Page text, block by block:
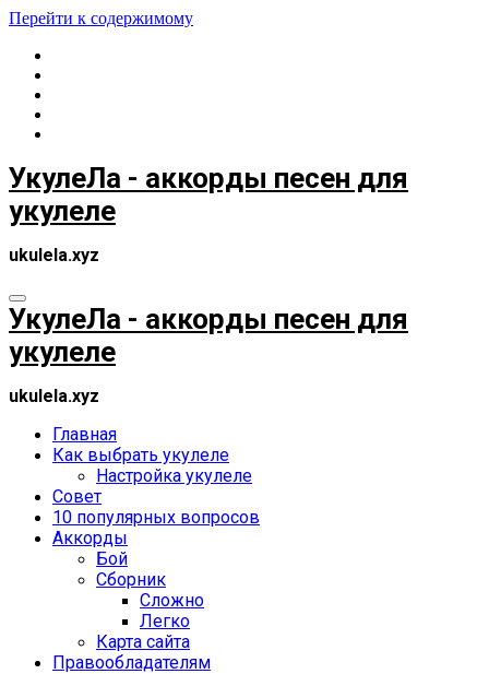
Перейти к содержимому
УкулеЛа - аккорды песен для
укулеле
ukulela.xyz
УкулеЛа - аккорды песен для
укулеле
ukulela.xyz
Главная
Как выбрать укулеле
Настройка укулеле
Совет
10 популярных вопросов
Аккорды
Бой
Сборник
Сложно
Легко
Карта сайта
Правообладателям